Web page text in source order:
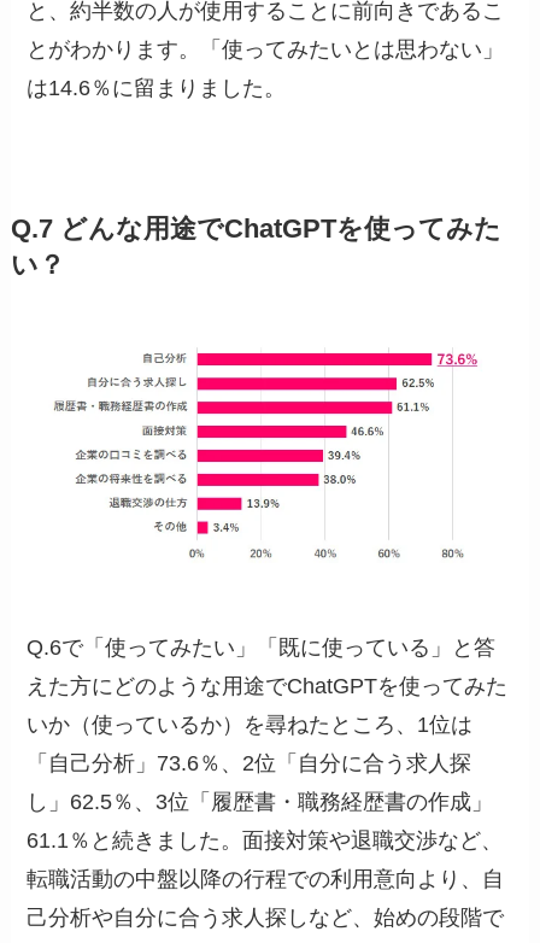
と、約半数の人が使用することに前向きであるこ
とがわかります。「使ってみたいとは思わない」
は14.6％に留まりました。
Q.7 どんな用途でChatGPTを使ってみた
い？
Q.6で「使ってみたい」「既に使っている」と答
えた方にどのような用途でChatGPTを使ってみた
いか（使っているか）を尋ねたところ、1位は
「自己分析」73.6％、2位「自分に合う求人探
し」62.5％、3位「履歴書・職務経歴書の作成」
61.1％と続きました。面接対策や退職交渉など、
転職活動の中盤以降の行程での利用意向より、自
己分析や自分に合う求人探しなど、始めの段階で